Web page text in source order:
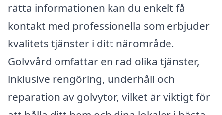
rätta informationen kan du enkelt få
kontakt med professionella som erbjuder
kvalitets tjänster i ditt närområde.
Golvvård omfattar en rad olika tjänster,
inklusive rengöring, underhåll och
reparation av golvytor, vilket är viktigt för